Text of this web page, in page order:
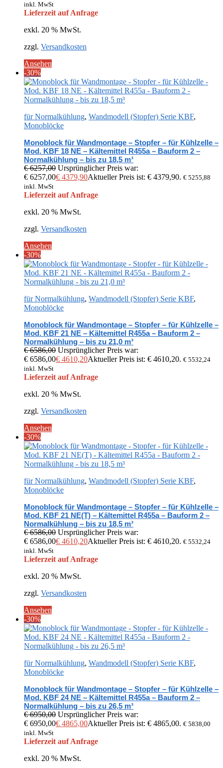
inkl. MwSt
Lieferzeit auf Anfrage
exkl. 20 % MwSt.
zzgl. Versandkosten
Ansehen
-30%
für Normalkühlung, Wandmodell (Stopfer) Serie KBF,
Monoblöcke
Monoblock für Wandmontage – Stopfer – für Kühlzelle –
Mod. KBF 18 NE – Kältemittel R455a – Bauform 2 –
Normalkühlung – bis zu 18,5 m³
€6257,00 Ursprünglicher Preis war:
€ 6257,00€ 4379,90Aktueller Preis ist: € 4379,90. € 5255,88
inkl. MwSt
Lieferzeit auf Anfrage
exkl. 20 % MwSt.
zzgl. Versandkosten
Ansehen
-30%
für Normalkühlung, Wandmodell (Stopfer) Serie KBF,
Monoblöcke
Monoblock für Wandmontage – Stopfer – für Kühlzelle –
Mod. KBF 21 NE – Kältemittel R455a – Bauform 2 –
Normalkühlung – bis zu 21,0 m³
€6586,00 Ursprünglicher Preis war:
€ 6586,00€ 4610,20Aktueller Preis ist: € 4610,20. € 5532,24
inkl. MwSt
Lieferzeit auf Anfrage
exkl. 20 % MwSt.
zzgl. Versandkosten
Ansehen
-30%
für Normalkühlung, Wandmodell (Stopfer) Serie KBF,
Monoblöcke
Monoblock für Wandmontage – Stopfer – für Kühlzelle –
Mod. KBF 21 NE(T) – Kältemittel R455a – Bauform 2 –
Normalkühlung – bis zu 18,5 m³
€6586,00 Ursprünglicher Preis war:
€ 6586,00€ 4610,20Aktueller Preis ist: € 4610,20. € 5532,24
inkl. MwSt
Lieferzeit auf Anfrage
exkl. 20 % MwSt.
zzgl. Versandkosten
Ansehen
-30%
für Normalkühlung, Wandmodell (Stopfer) Serie KBF,
Monoblöcke
Monoblock für Wandmontage – Stopfer – für Kühlzelle –
Mod. KBF 24 NE – Kältemittel R455a – Bauform 2 –
Normalkühlung – bis zu 26,5 m³
€6950,00 Ursprünglicher Preis war:
€ 6950,00€ 4865,00Aktueller Preis ist: € 4865,00. € 5838,00
inkl. MwSt
Lieferzeit auf Anfrage
exkl. 20 % MwSt.